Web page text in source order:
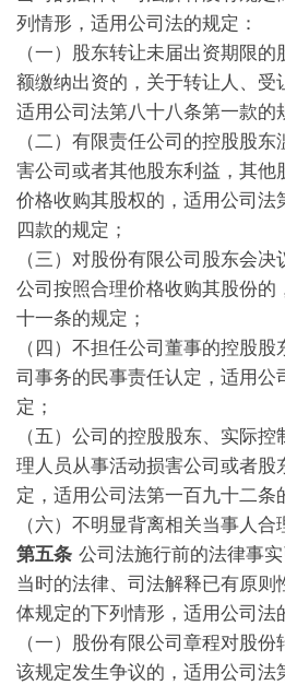
列情形，适用公司法的规定：
（一）股东转让未届出资期限
额缴纳出资的，关于转让人、受
适用公司法第八十八条第一款的
（二）有限责任公司的控股股
害公司或者其他股东利益，其他
价格收购其股权的，适用公司法
四款的规定；
（三）对股份有限公司股东会
公司按照合理价格收购其股份的
十一条的规定；
（四）不担任公司董事的控股
司事务的民事责任认定，适用公
定；
（五）公司的控股股东、实际
理人员从事活动损害公司或者股
定，适用公司法第一百九十二条
（六）不明显背离相关当事人合
第五条 公司法施行前的法律事
当时的法律、司法解释已有原
体规定的下列情形，适用公司法
（一）股份有限公司章程对股
该规定发生争议的，适用公司法